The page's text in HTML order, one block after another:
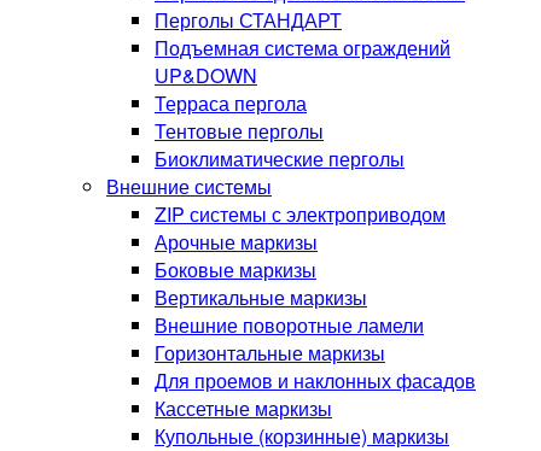
Перголы СТАНДАРТ
Подъемная система ограждений
UP&DOWN
Терраса пергола
Тентовые перголы
Биоклиматические перголы
Внешние системы
ZIP системы с электроприводом
Арочные маркизы
Боковые маркизы
Вертикальные маркизы
Внешние поворотные ламели
Горизонтальные маркизы
Для проемов и наклонных фасадов
Кассетные маркизы
Купольные (корзинные) маркизы